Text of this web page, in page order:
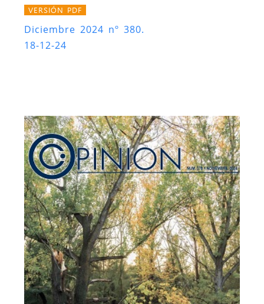
VERSIÓN PDF
Diciembre 2024 nº 380.
18-12-24